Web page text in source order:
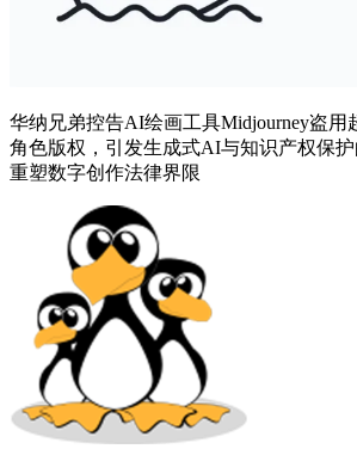
华纳兄弟控告AI绘画工具Midjourney盗用
角色版权，引发生成式AI与知识产权保
重塑数字创作法律界限